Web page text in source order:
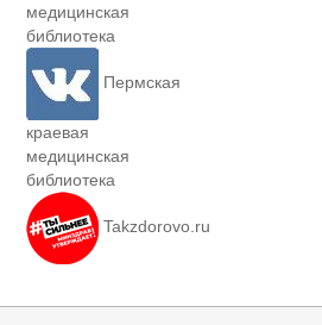
медицинская
библиотека
Пермская
краевая
медицинская
библиотека
Takzdorovo.ru